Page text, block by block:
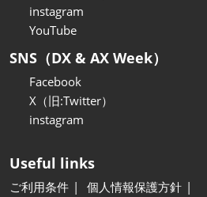
instagram
YouTube
SNS（DX & AX Week）
Facebook
X（旧:Twitter）
instagram
Useful links
ご利用条件
個人情報保護方針